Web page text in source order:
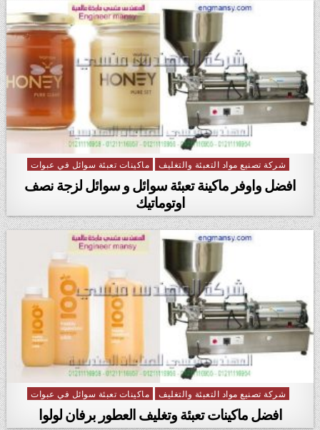
Posted in
شركة تصنيع مواد التعبئة والتغليف ماكينات تعبئة سوائل في عبوات
افضل واوفر ماكينة تعبئة سوائل و سوائل لزجة نصف
اوتوماتيك
Posted in
شركة تصنيع مواد التعبئة والتغليف ماكينات تعبئة سوائل في عبوات
افضل ماكينات تعبئة وتغليف العطور برفان لولوا